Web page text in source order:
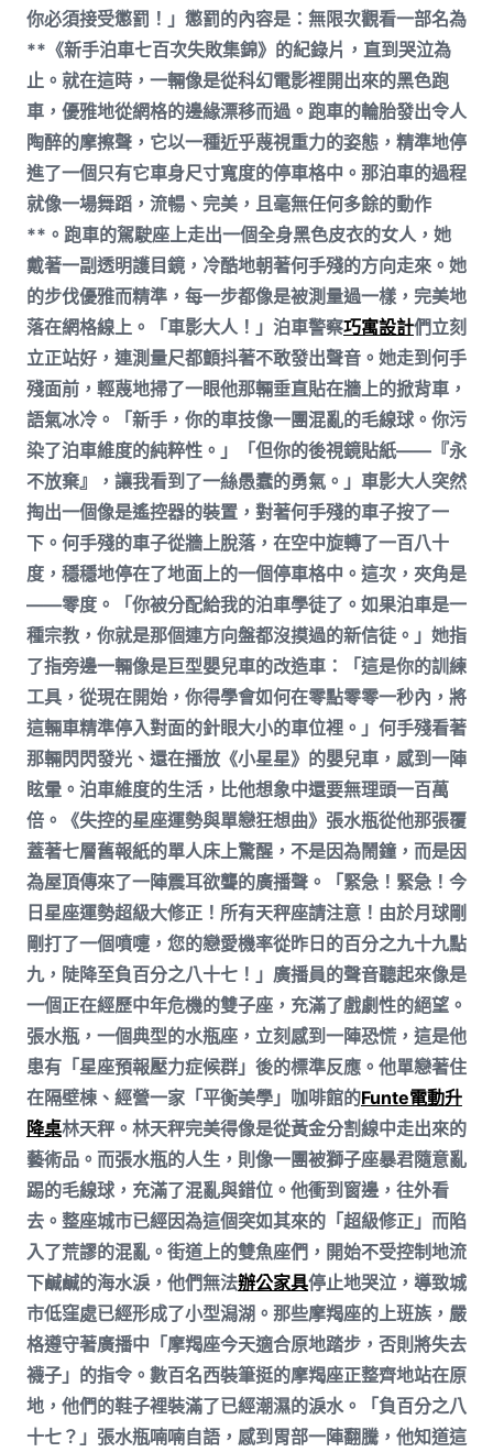
你必須接受懲罰！」懲罰的內容是：無限次觀看一部名為
**《新手泊車七百次失敗集錦》的紀錄片，直到哭泣為
止。就在這時，一輛像是從科幻電影裡開出來的黑色跑
車，優雅地從網格的邊緣漂移而過。跑車的輪胎發出令人
陶醉的摩擦聲，它以一種近乎蔑視重力的姿態，精準地停
進了一個只有它車身尺寸寬度的停車格中。那泊車的過程
就像一場舞蹈，流暢、完美，且毫無任何多餘的動作
**。跑車的駕駛座上走出一個全身黑色皮衣的女人，她
戴著一副透明護目鏡，冷酷地朝著何手殘的方向走來。她
的步伐優雅而精準，每一步都像是被測量過一樣，完美地
落在網格線上。「車影大人！」泊車警察巧寓設計們立刻
立正站好，連測量尺都顫抖著不敢發出聲音。她走到何手
殘面前，輕蔑地掃了一眼他那輛垂直貼在牆上的掀背車，
語氣冰冷。「新手，你的車技像一團混亂的毛線球。你污
染了泊車維度的純粹性。」「但你的後視鏡貼紙——『永
不放棄』，讓我看到了一絲愚蠢的勇氣。」車影大人突然
掏出一個像是遙控器的裝置，對著何手殘的車子按了一
下。何手殘的車子從牆上脫落，在空中旋轉了一百八十
度，穩穩地停在了地面上的一個停車格中。這次，夾角是
——零度。「你被分配給我的泊車學徒了。如果泊車是一
種宗教，你就是那個連方向盤都沒摸過的新信徒。」她指
了指旁邊一輛像是巨型嬰兒車的改造車：「這是你的訓練
工具，從現在開始，你得學會如何在零點零零一秒內，將
這輛車精準停入對面的針眼大小的車位裡。」何手殘看著
那輛閃閃發光、還在播放《小星星》的嬰兒車，感到一陣
眩暈。泊車維度的生活，比他想象中還要無理頭一百萬
倍。《失控的星座運勢與單戀狂想曲》張水瓶從他那張覆
蓋著七層舊報紙的單人床上驚醒，不是因為鬧鐘，而是因
為屋頂傳來了一陣震耳欲聾的廣播聲。「緊急！緊急！今
日星座運勢超級大修正！所有天秤座請注意！由於月球剛
剛打了一個噴嚏，您的戀愛機率從昨日的百分之九十九點
九，陡降至負百分之八十七！」廣播員的聲音聽起來像是
一個正在經歷中年危機的雙子座，充滿了戲劇性的絕望。
張水瓶，一個典型的水瓶座，立刻感到一陣恐慌，這是他
患有「星座預報壓力症候群」後的標準反應。他單戀著住
在隔壁棟、經營一家「平衡美學」咖啡館的Funte電動升
降桌林天秤。林天秤完美得像是從黃金分割線中走出來的
藝術品。而張水瓶的人生，則像一團被獅子座暴君隨意亂
踢的毛線球，充滿了混亂與錯位。他衝到窗邊，往外看
去。整座城市已經因為這個突如其來的「超級修正」而陷
入了荒謬的混亂。街道上的雙魚座們，開始不受控制地流
下鹹鹹的海水淚，他們無法辦公家具停止地哭泣，導致城
市低窪處已經形成了小型潟湖。那些摩羯座的上班族，嚴
格遵守著廣播中「摩羯座今天適合原地踏步，否則將失去
襪子」的指令。數百名西裝筆挺的摩羯座正整齊地站在原
地，他們的鞋子裡裝滿了已經潮濕的淚水。「負百分之八
十七？」張水瓶喃喃自語，感到胃部一陣翻騰，他知道這